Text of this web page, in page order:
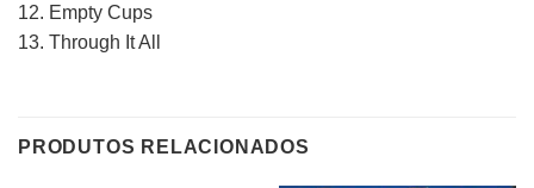
12. Empty Cups
13. Through It All
PRODUTOS RELACIONADOS